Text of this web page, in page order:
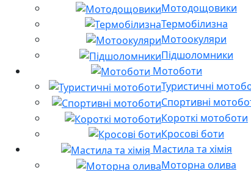
Мотодощовики
Термобілизна
Мотоокуляри
Підшоломники
Мотоботи
Туристичні
Спортивні
Короткі мотоботи
Кросові боти
Мастила та хімія
Моторна олива